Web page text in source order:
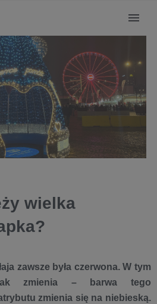
wielka
zawsze była czerwona. W tym
zmienia – barwa tego
zmienia się na niebieską.